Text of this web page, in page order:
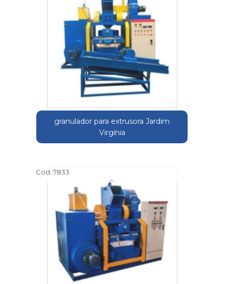
granulador para extrusora Jardim
Virgínia
Cod.:7833